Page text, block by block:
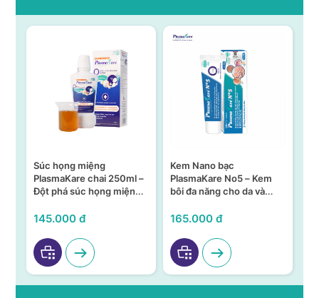
Súc họng miệng
PlasmaKare chai 250ml –
Đột phá súc họng miệng
145.000 đ
Kem Nano bạc
PlasmaKare No5 – Kem
bôi đa năng cho da và
165.000 đ